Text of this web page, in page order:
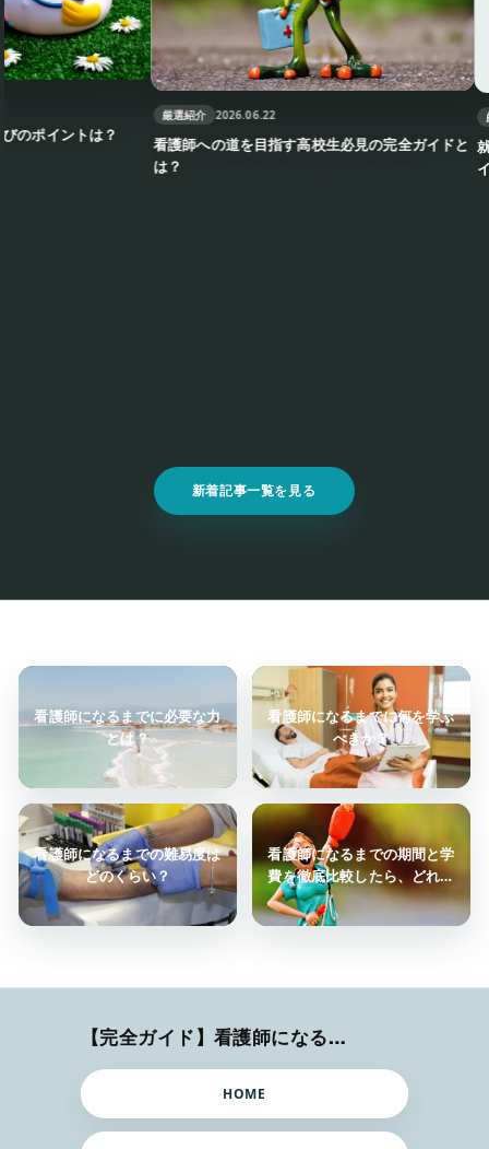
トは？
2026.06.22
看護師への道を目指す高校生必見の完全ガイドと 就職活動で
イントは？
新着記事一覧を見る
看護師になるまでに必要な力
とは？
看護師になるまでに何を学ぶ
べきか？
看護師になるまでの難易度は
どのくらい？
看護師になるまでの期間と学
費を徹底比較したら、どれく
らいの時間と費用が必要？
【完全ガイド】看護師になるまでのステップ＆スケジュール
HOME